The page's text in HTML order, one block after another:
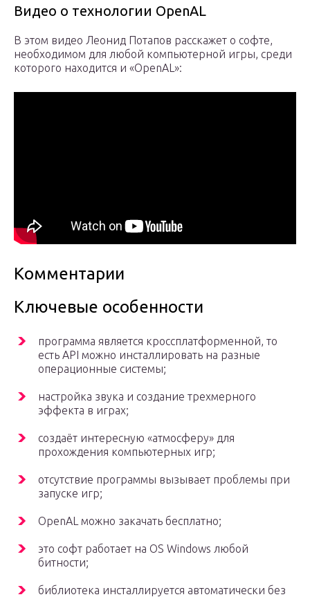
Видео о технологии OpenAL
В этом видео Леонид Потапов расскажет о софте,
необходимом для любой компьютерной игры, среди
которого находится и «OpenAL»:
Комментарии
Ключевые особенности
программа является кроссплатформенной, то
есть API можно инсталлировать на разные
операционные системы;
настройка звука и создание трехмерного
эффекта в играх;
создаёт интересную «атмосферу» для
прохождения компьютерных игр;
отсутствие программы вызывает проблемы при
запуске игр;
OpenAL можно закачать бесплатно;
это софт работает на OS Windows любой
битности;
библиотека инсталлируется автоматически без